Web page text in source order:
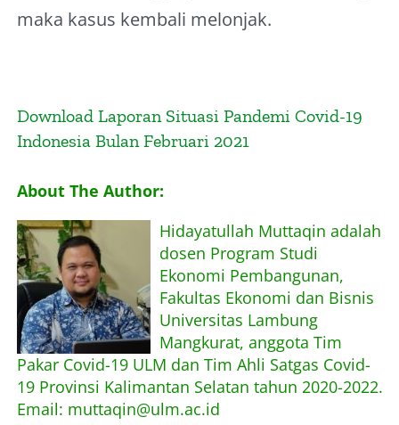
maka kasus kembali melonjak.
Download Laporan Situasi Pandemi Covid-19
Indonesia Bulan Februari 2021
About The Author:
Hidayatullah Muttaqin adalah
dosen Program Studi
Ekonomi Pembangunan,
Fakultas Ekonomi dan Bisnis
Universitas Lambung
Mangkurat, anggota Tim
Pakar Covid-19 ULM dan Tim Ahli Satgas Covid-
19 Provinsi Kalimantan Selatan tahun 2020-2022.
Email: muttaqin@ulm.ac.id